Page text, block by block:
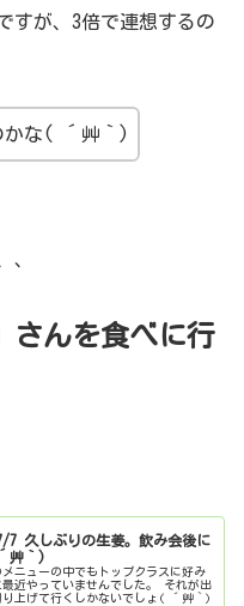
すが、3倍で連想するの
かな( ´艸｀)
、
さんを食べに行
7 久しぶりの生姜。飲み会後に
艸｀)
ニューの中でもトップクラスに好み
近やっていませんでした。 それが出
り上げて行くしかないでしょ( ´艸｀)